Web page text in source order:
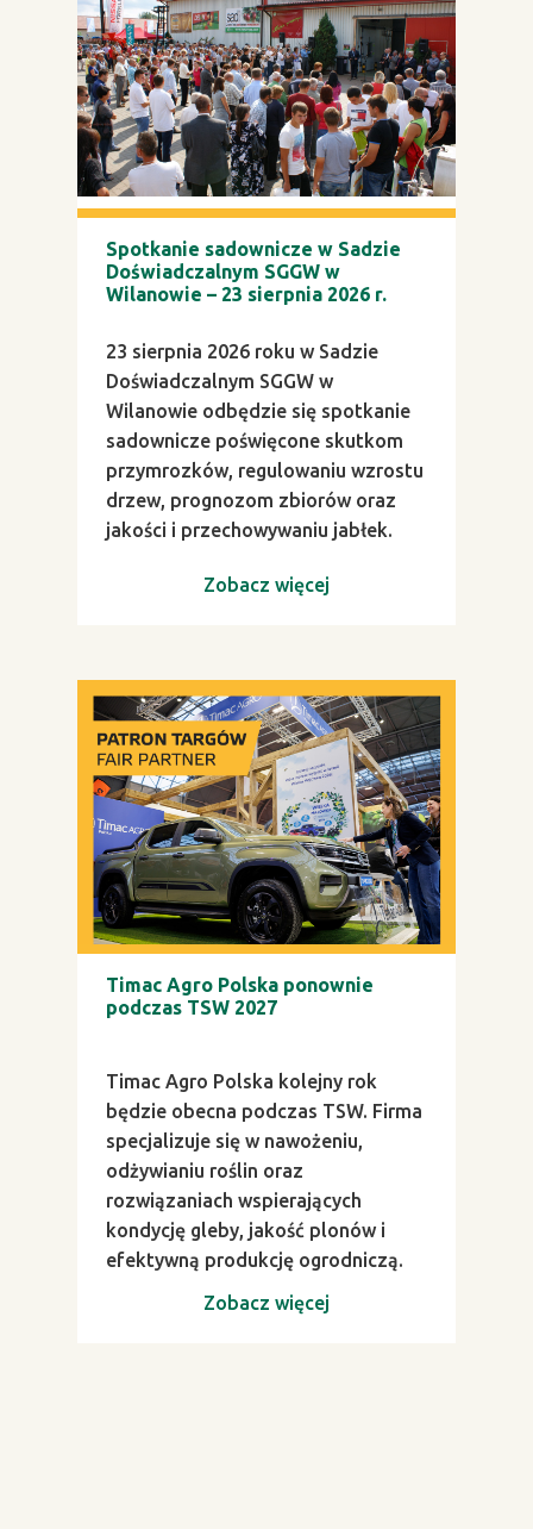
Spotkanie sadownicze w Sadzie
Doświadczalnym SGGW w
Wilanowie – 23 sierpnia 2026 r.
23 sierpnia 2026 roku w Sadzie
Doświadczalnym SGGW w
Wilanowie odbędzie się spotkanie
sadownicze poświęcone skutkom
przymrozków, regulowaniu wzrostu
drzew, prognozom zbiorów oraz
jakości i przechowywaniu jabłek.
Zobacz więcej
Timac Agro Polska ponownie
podczas TSW 2027
Timac Agro Polska kolejny rok
będzie obecna podczas TSW. Firma
specjalizuje się w nawożeniu,
odżywianiu roślin oraz
rozwiązaniach wspierających
kondycję gleby, jakość plonów i
efektywną produkcję ogrodniczą.
Zobacz więcej